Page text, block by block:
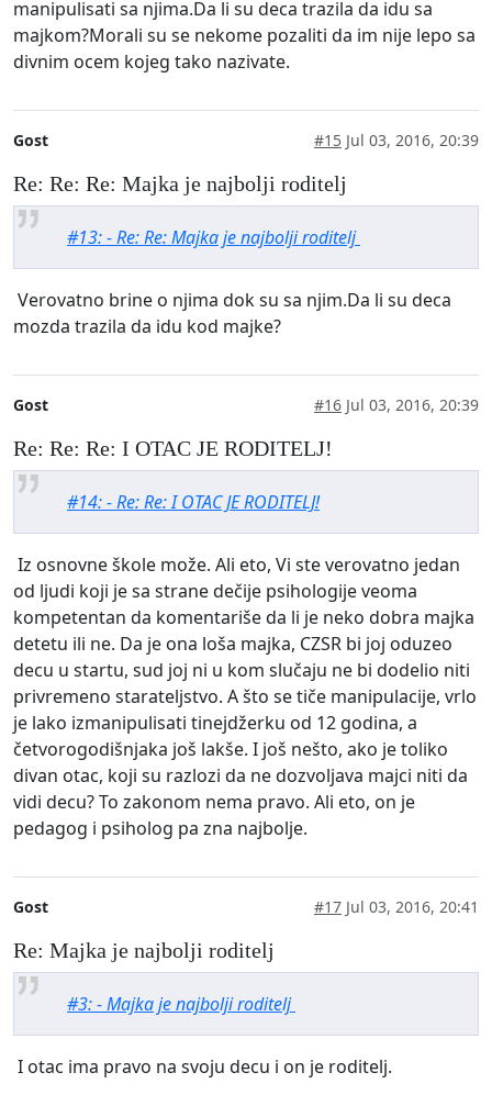
manipulisati sa njima.Da li su deca trazila da idu sa
majkom?Morali su se nekome pozaliti da im nije lepo sa
divnim ocem kojeg tako nazivate.
Gost #15 Jul 03, 2016, 20:39
Re: Re: Re: Majka je najbolji roditelj
#13: - Re: Re: Majka je najbolji roditelj
Verovatno brine o njima dok su sa njim.Da li su deca
mozda trazila da idu kod majke?
Gost #16 Jul 03, 2016, 20:39
Re: Re: Re: I OTAC JE RODITELJ!
#14: - Re: Re: I OTAC JE RODITELJ!
Iz osnovne škole može. Ali eto, Vi ste verovatno jedan
od ljudi koji je sa strane dečije psihologije veoma
kompetentan da komentariše da li je neko dobra majka
detetu ili ne. Da je ona loša majka, CZSR bi joj oduzeo
decu u startu, sud joj ni u kom slučaju ne bi dodelio niti
privremeno starateljstvo. A što se tiče manipulacije, vrlo
je lako izmanipulisati tinejdžerku od 12 godina, a
četvorogodišnjaka još lakše. I još nešto, ako je toliko
divan otac, koji su razlozi da ne dozvoljava majci niti da
vidi decu? To zakonom nema pravo. Ali eto, on je
pedagog i psiholog pa zna najbolje.
Gost #17 Jul 03, 2016, 20:41
Re: Majka je najbolji roditelj
#3: - Majka je najbolji roditelj
I otac ima pravo na svoju decu i on je roditelj.